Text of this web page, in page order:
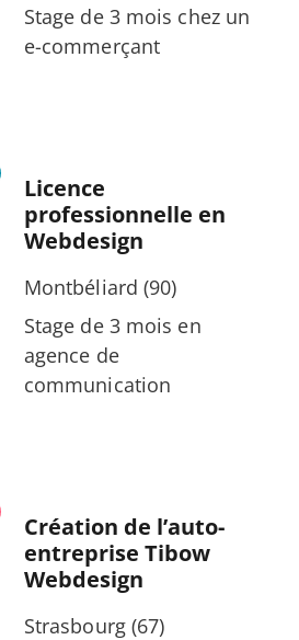
Stage de 3 mois chez un
e-commerçant
Licence
professionnelle en
Webdesign
Montbéliard (90)
Stage de 3 mois en
agence de
communication
Création de l’auto-
entreprise Tibow
Webdesign
Strasbourg (67)